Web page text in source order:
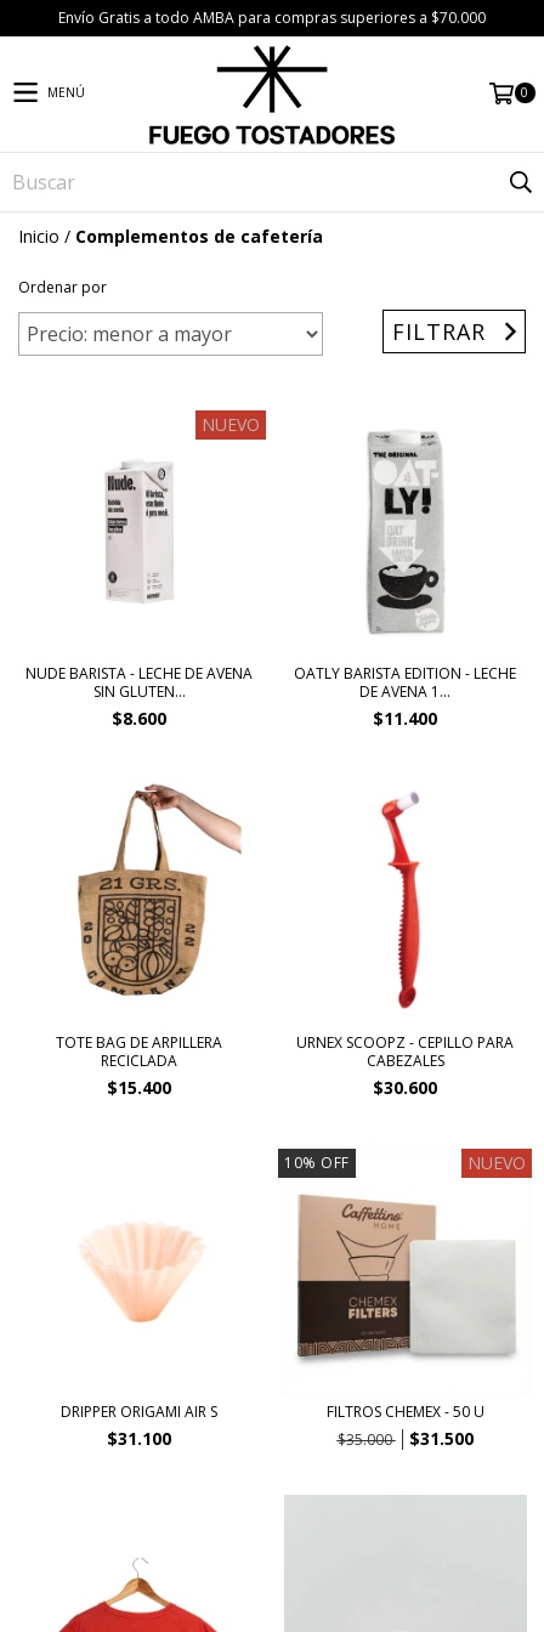
Envío Gratis a todo AMBA para compras superiores a $70.000
MENÚ 0
Inicio / Complementos de cafetería
Ordenar por
FILTRAR
NUEVO
NUDE BARISTA - LECHE DE AVENA
SIN GLUTEN...
$8.600
OATLY BARISTA EDITION - LECHE
DE AVENA 1...
$11.400
TOTE BAG DE ARPILLERA
RECICLADA
$15.400
URNEX SCOOPZ - CEPILLO PARA
CABEZALES
$30.600
DRIPPER ORIGAMI AIR S
$31.100
10% OFF NUEVO
FILTROS CHEMEX - 50 U
$35.000
$31.500